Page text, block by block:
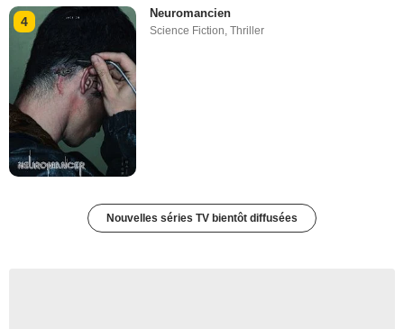
4
Neuromancien
Science Fiction,Thriller
Nouvelles séries TV bientôt diffusées